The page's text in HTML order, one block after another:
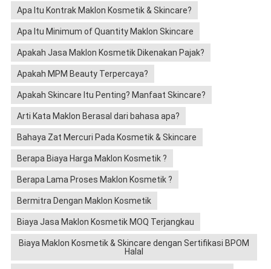
Apa Itu Kontrak Maklon Kosmetik & Skincare?
Apa Itu Minimum of Quantity Maklon Skincare
Apakah Jasa Maklon Kosmetik Dikenakan Pajak?
Apakah MPM Beauty Terpercaya?
Apakah Skincare Itu Penting? Manfaat Skincare?
Arti Kata Maklon Berasal dari bahasa apa?
Bahaya Zat Mercuri Pada Kosmetik & Skincare
Berapa Biaya Harga Maklon Kosmetik ?
Berapa Lama Proses Maklon Kosmetik ?
Bermitra Dengan Maklon Kosmetik
Biaya Jasa Maklon Kosmetik MOQ Terjangkau
Biaya Maklon Kosmetik & Skincare dengan Sertifikasi BPOM
Halal